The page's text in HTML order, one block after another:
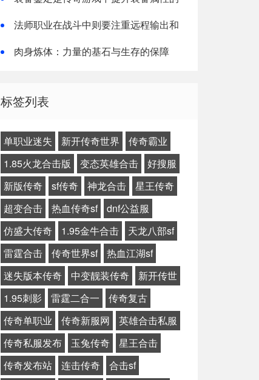
法师职业在战斗中则要注重远程输出和
肉身炼体：力量的基石与生存的保障
标签列表
单职业迷失 新开传奇世界
传奇霸业
1.85火龙合击版
变态英雄合击
好搜服
新版传奇
sf传奇 神龙合击
星王传奇
超变合击
热血传奇sf
dnf公益服
仿盛大传奇
1.95金牛合击
天龙八部sf
雷霆合击
传奇世界sf
热血江湖sf
迷失版本传奇
中变靓装传奇
新开传世
1.95刺影
雷霆二合一
传奇复古
传奇单职业
传奇新服网
英雄合击私服
传奇私服发布
玉兔传奇
星王合击
传奇发布站
连击传奇
合击sf